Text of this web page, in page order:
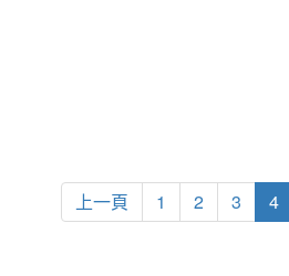
上一頁 1 2 3 4